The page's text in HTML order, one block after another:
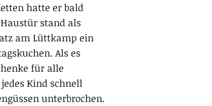
hatte er bald
stand als
am Lüttkamp ein
Als es
für alle
Kind schnell
unterbrochen.